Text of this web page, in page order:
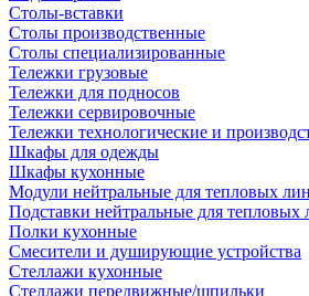
Столы-вставки
Столы производственные
Столы специализированные
Тележки грузовые
Тележки для подносов
Тележки сервировочные
Тележки технологические и
Шкафы для одежды
Шкафы кухонные
Модули нейтральные для тепловых
Подставки нейтральные для тепловых
Полки кухонные
Смесители и душирующие устройства
Стеллажи кухонные
Стеллажи передвижные/шпильки